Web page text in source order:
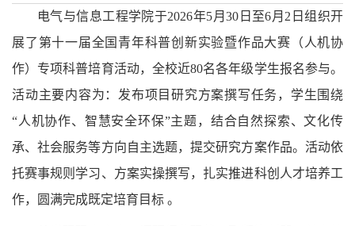
电气与信息工程学院于2026年5月30日至6月2日组织开
展了第十一届全国青年科普创新实验暨作品大赛（人机协
作）专项科普培育活动，全校近80名各年级学生报名参与。
活动主要内容为：发布项目研究方案撰写任务，学生围绕
“人机协作、智慧安全环保”主题，结合自然探索、文化传
承、社会服务等方向自主选题，提交研究方案作品。活动依
托赛事规则学习、方案实操撰写，扎实推进科创人才培养工
作，圆满完成既定培育目标 。